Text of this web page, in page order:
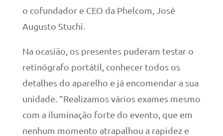
o cofundador e CEO da Phelcom, José
Augusto Stuchi.
Na ocasião, os presentes puderam testar o
retinógrafo portátil, conhecer todos os
detalhes do aparelho e já encomendar a sua
unidade. “Realizamos vários exames mesmo
com a iluminação forte do evento, que em
nenhum momento atrapalhou a rapidez e